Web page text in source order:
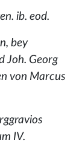
ib. eod.
bey
Joh. Georg
von Marcus
IV.